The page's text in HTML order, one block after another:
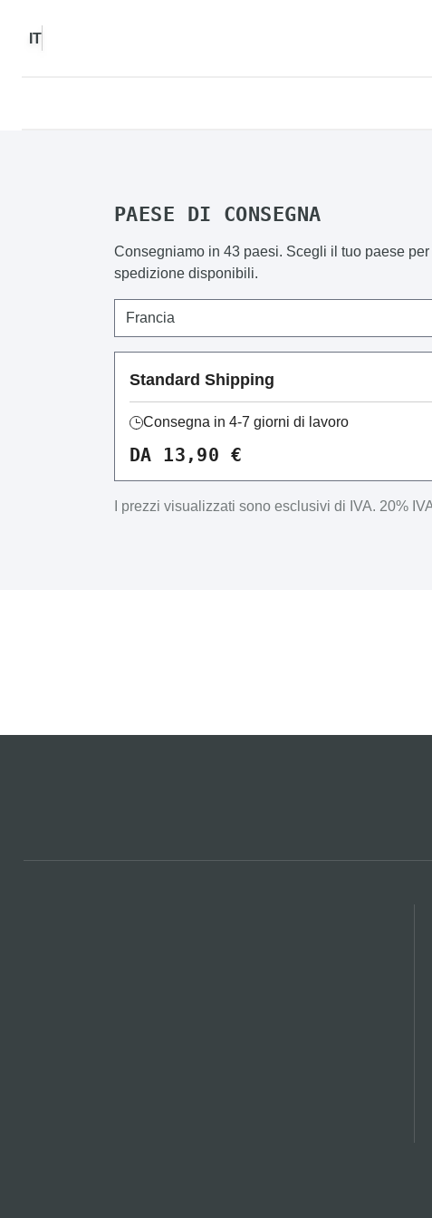
Scegli un altro paese per visualizzare i contenuti
IT
PAESE DI CONSEGNA
Consegniamo in 43 paesi. Scegli il tuo paese
spedizione disponibili.
Standard Shipping
Consegna in 4-7 giorni di lavoro
DA 13,90 €
I prezzi visualizzati sono esclusivi di IVA. 20%